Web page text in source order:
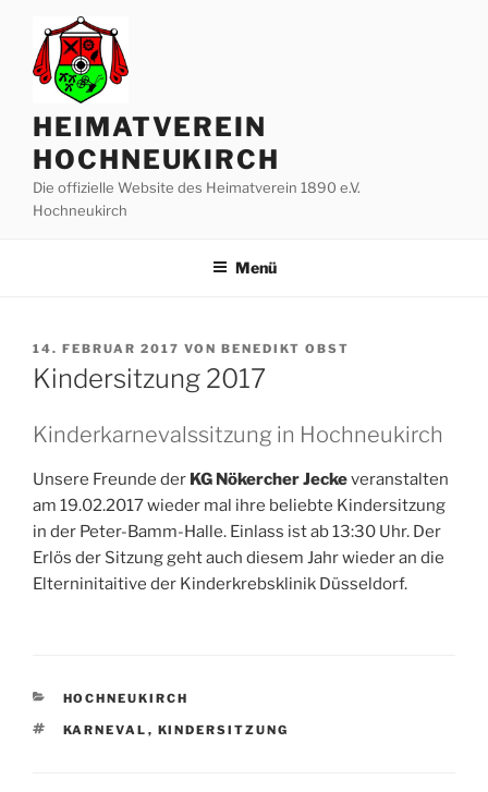
springen
HEIMATVEREIN
HOCHNEUKIRCH
Die offizielle Website des Heimatverein 1890 e.V.
Hochneukirch
Menü
VERÖFFENTLICHT
AM
14. FEBRUAR 2017 VON BENEDIKT OBST
Kindersitzung 2017
Kinderkarnevalssitzung in Hochneukirch
Unsere Freunde der KG Nökercher Jeckeveranstalten
am 19.02.2017 wieder mal ihre beliebte Kindersitzung
in der Peter-Bamm-Halle. Einlass ist ab 13:30 Uhr. Der
Erlös der Sitzung geht auch diesem Jahr wieder an die
Elterninitaitive der Kinderkrebsklinik Düsseldorf.
KATEGORIEN
HOCHNEUKIRCH
SCHLAGWÖRTER
KARNEVAL , KINDERSITZUNG